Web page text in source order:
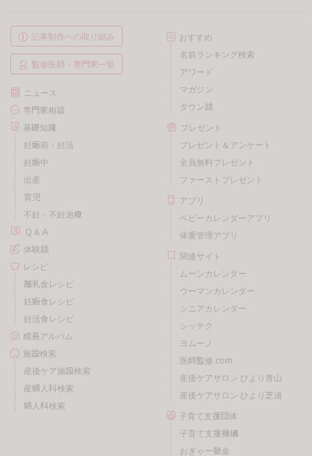
記事制作への取り組み
監修医師・専門家一覧
ニュース
専門家相談
基礎知識
妊娠前・妊活
妊娠中
出産
育児
不妊・不妊治療
Ｑ＆Ａ
体験談
レシピ
離乳食レシピ
妊娠食レシピ
妊活食レシピ
成長アルバム
施設検索
産後ケア施設検索
産婦人科検索
婦人科検索
おすすめ
名前ランキング検索
アワード
マガジン
タウン誌
プレゼント
プレゼント＆アンケート
全員無料プレゼント
ファーストプレゼント
アプリ
ベビーカレンダーアプリ
体重管理アプリ
関連サイト
ムーンカレンダー
ウーマンカレンダー
シニアカレンダー
シッテク
ヨムーノ
医師監修.com
産後ケアサロン ひより青山
産後ケアサロン ひより芝浦
子育て支援団体
子育て支援機構
おぎゃー献金